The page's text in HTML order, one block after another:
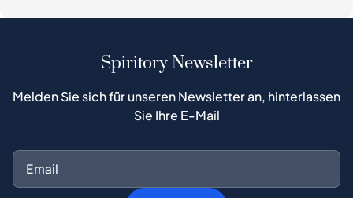
Spiritory Newsletter
Melden Sie sich für unseren Newsletter an, hinterlassen
Sie Ihre E-Mail